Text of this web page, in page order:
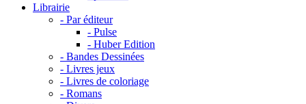
Librairie
- Par éditeur
- Pulse
- Huber Edition
- Bandes Dessinées
- Livres jeux
- Livres de coloriage
- Romans